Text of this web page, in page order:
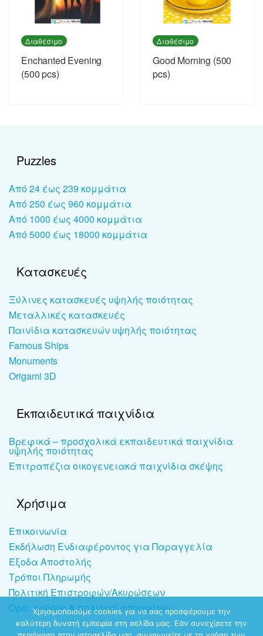
Διαθέσιμο
Enchanted Evening
(500 pcs)
Διαθέσιμο
Good Morning (500
pcs)
Puzzles
Από 24 έως 239 κομμάτια
Από 250 έως 960 κομμάτια
Από 1000 έως 4000 κομμάτια
Από 5000 έως 18000 κομμάτια
Κατασκευές
Ξύλινες κατασκευές υψηλής ποιότητας
Μεταλλικές κατασκευές
Παινίδια κατασκευών υψηλής ποιότητας
Famous Ships
Monuments
Origami 3D
Εκπαιδευτικά παιχνίδια
Βρεφικά – προσχολικά εκπαιδευτικά παιχνίδια
υψηλής ποιότητας
Επιτραπέζια οικογενειακά παιχνίδια σκέψης
Χρήσιμα
Επικοινωνία
Εκδήλωση Ενδιαφέροντος για Παραγγελία
Έξοδα Αποστολής
Τρόποι Πληρωμής
Πολιτική Επιστροφών/Ακυρώσεων
Όροι χρήσης & πολιτική απορρήτου
Χρησιμοποιούμε cookies για να σας προσφέρουμε την
καλύτερη δυνατή εμπειρία στη σελίδα μας. Εάν συνεχίσετε την